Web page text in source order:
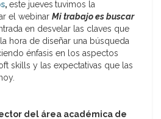
, este jueves tuvimos la
el webinar Mi trabajo es buscar
en desvelar las claves que
hora de diseñar una búsqueda
énfasis en los aspectos
skills y las expectativas que las
del área académica de